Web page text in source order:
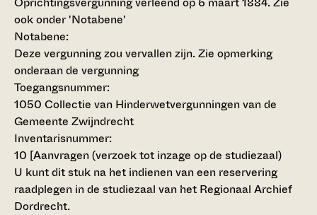
ook onder 'Notabene'
Notabene:
Deze vergunning zou vervallen zijn. Zie opmerking
onderaan de vergunning
Toegangsnummer:
1050 Collectie van Hinderwetvergunningen van de
Gemeente Zwijndrecht
Inventarisnummer:
10 [Aanvragen (verzoek tot inzage op de studiezaal)
U kunt dit stuk na het indienen van een reservering
raadplegen in de studiezaal van het Regionaal Archief
Dordrecht.